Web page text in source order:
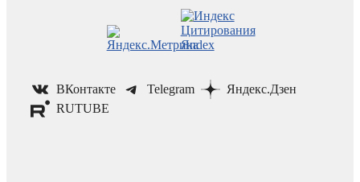
ВКонтакте Telegram
Яндекс.Дзен
RUTUBE